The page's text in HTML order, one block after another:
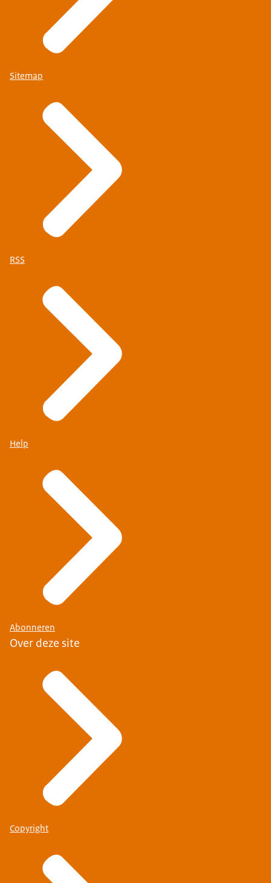
Sitemap
RSS
Help
Abonneren
Over deze site
Copyright